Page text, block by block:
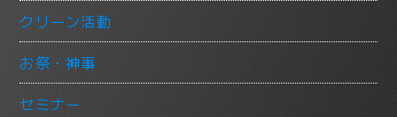
クリーン活動
お祭・神事
セミナー